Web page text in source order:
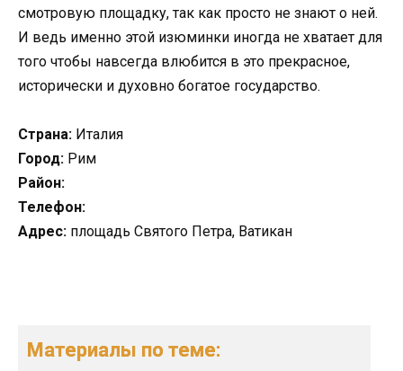
смотровую площадку, так как просто не знают о ней.
И ведь именно этой изюминки иногда не хватает для
того чтобы навсегда влюбится в это прекрасное,
исторически и духовно богатое государство.
Страна: Италия
Город: Рим
Район:
Телефон:
Адрес: площадь Святого Петра, Ватикан
Материалы по теме: